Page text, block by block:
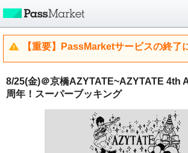
【重要】PassMarketサービスの終了
8/25(金)＠京橋AZYTATE~AZYTATE 4th
周年！スーパーブッキング